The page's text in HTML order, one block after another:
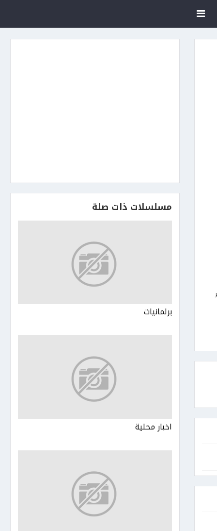
مسلسلات ذات صلة
برلمانيات
اخبار محلية